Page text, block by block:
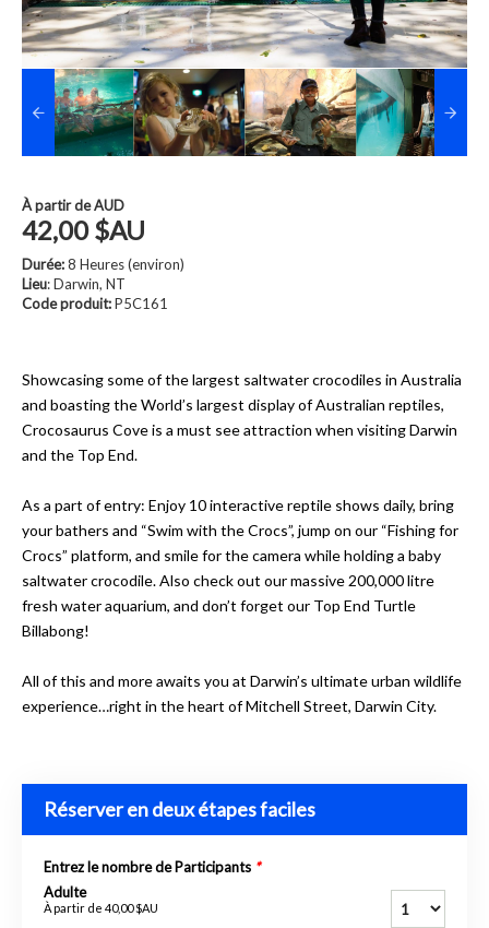
À partir deAUD
42,00 $AU
Durée:8 Heures (environ)
Lieu: Darwin, NT
Code produit:P5C161
Showcasing some of the largest saltwater crocodiles in Australia
and boasting the World’s largest display of Australian reptiles,
Crocosaurus Cove is a must see attraction when visiting Darwin
and the Top End.
As a part of entry: Enjoy 10 interactive reptile shows daily, bring
your bathers and “Swim with the Crocs”, jump on our “Fishing for
Crocs” platform, and smile for the camera while holding a baby
saltwater crocodile. Also check out our massive 200,000 litre
fresh water aquarium, and don’t forget our Top End Turtle
Billabong!
All of this and more awaits you at Darwin’s ultimate urban wildlife
experience…right in the heart of Mitchell Street, Darwin City.
Réserver en deux étapes faciles
Entrez le nombre de Participants *
Adulte
À partir de 40,00 $AU